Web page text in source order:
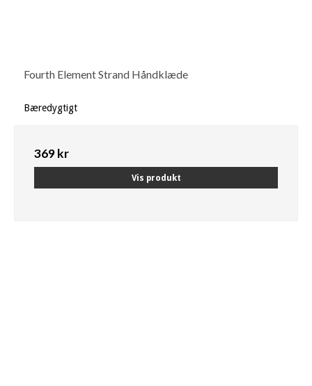
Fourth Element Strand Håndklæde
Bæredygtigt
369 kr
Vis produkt